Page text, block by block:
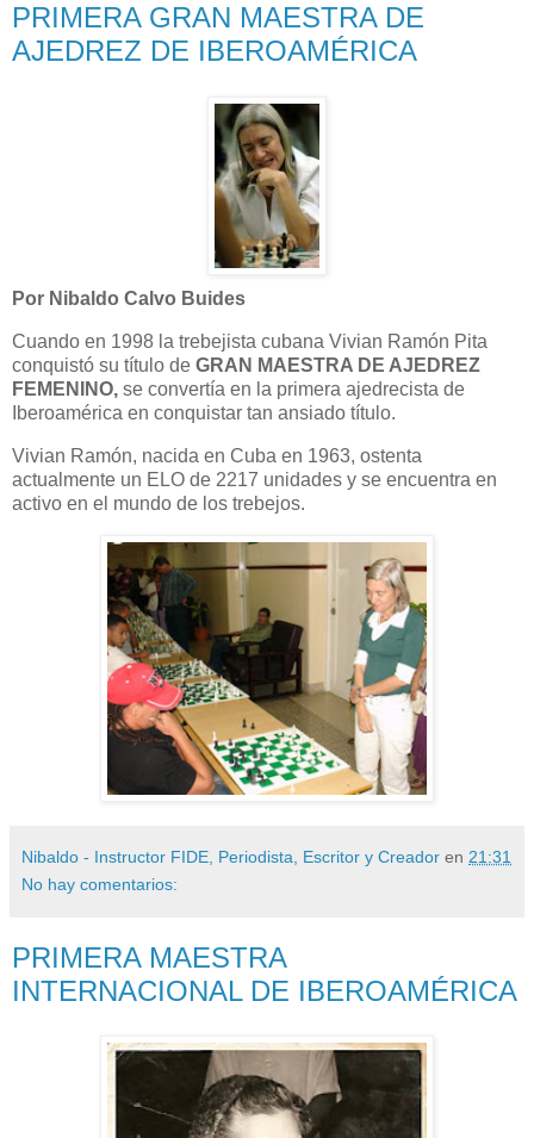
PRIMERA GRAN MAESTRA DE
AJEDREZ DE IBEROAMÉRICA
Por Nibaldo Calvo Buides
Cuando en 1998 la trebejista cubana Vivian Ramón Pita
conquistó su título de GRAN MAESTRA DE AJEDREZ
FEMENINO, se convertía en la primera ajedrecista de
Iberoamérica en conquistar tan ansiado título.
Vivian Ramón, nacida en Cuba en 1963, ostenta
actualmente un ELO de 2217 unidades y se encuentra en
activo en el mundo de los trebejos.
Nibaldo - Instructor FIDE, Periodista, Escritor y Creador en 21:31
No hay comentarios:
PRIMERA MAESTRA
INTERNACIONAL DE IBEROAMÉRICA